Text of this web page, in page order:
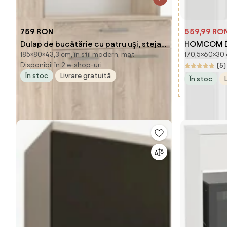
759 RON
Dulap de bucătărie cu patru uşi, stejar
sonoma, DOMIS NEW
185×80×43,3 cm, în stil modern, mat
Disponibil în 2 e-shop-uri
În stoc
Livrare gratuită
559,99
HOMCOM
Rafturi
cm, Alb |(5)
În stoc